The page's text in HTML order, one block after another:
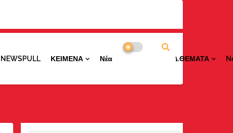
ΚΕΙΜΕΝΑ ΝέαΠΕΡΙΟΧΩΝ ΕΙΔ.ΘΕΜΑΤΑ